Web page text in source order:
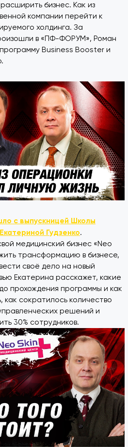
бизнес. Как из
компании перейти к
холдинга. За
в «ПФ-ФОРУМ», Роман
Business Booster и
с выпускницей Школы
Гудзенко.
медицинский бизнес «Neo
трансформацию в бизнесе,
своё дело на новый
Екатерина расскажет, какие
прохождения программы и как
как сократилось количество
решений и
30% сотрудников.